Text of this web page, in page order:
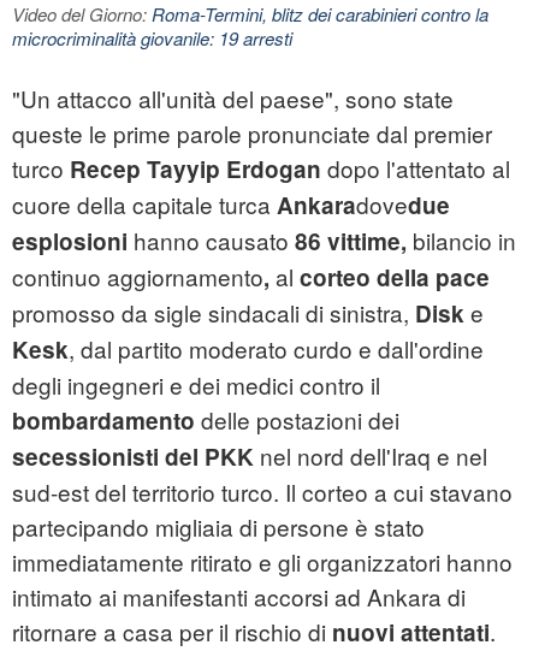
Video del Giorno:Roma-Termini, blitz dei carabinieri contro la
microcriminalità giovanile: 19 arresti
"Un attacco all'unità del paese", sono state
queste le prime parole pronunciate dal premier
turco Recep Tayyip Erdogan dopo l'attentato al
cuore della capitale turca Ankaradovedue
esplosioni hanno causato 86 vittime, bilancio in
continuo aggiornamento, al corteo della pace
promosso da sigle sindacali di sinistra, Diske
Kesk, dal partito moderato curdo e dall'ordine
degli ingegneri e dei medici contro il
bombardamento delle postazioni dei
secessionisti del PKK nel nord dell'Iraq e nel
sud-est del territorio turco. Il corteo a cui stavano
partecipando migliaia di persone è stato
immediatamente ritirato e gli organizzatori hanno
intimato ai manifestanti accorsi ad Ankara di
ritornare a casa per il rischio di nuovi attentati.